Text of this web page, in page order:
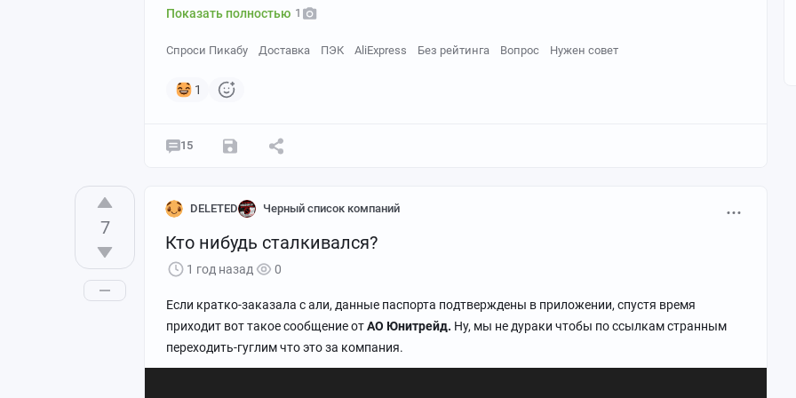
Показать полностью 1
Спроси Пикабу Доставка ПЭК AliExpress Без рейтинга Вопрос Нужен совет
1
15
7
DELETED Черный список компаний
Кто нибудь сталкивался?
1 год назад 0
Если кратко-заказала с али, данные паспорта подтверждены в приложении, спустя время
приходит вот такое сообщение отАО Юнитрейд. Ну, мы не дураки чтобы по ссылкам странным
переходить-гуглим что это за компания.